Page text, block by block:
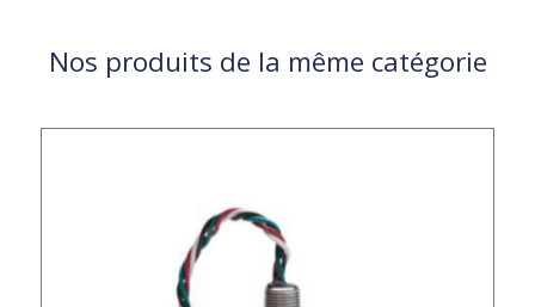
Nos produits de la même catégorie